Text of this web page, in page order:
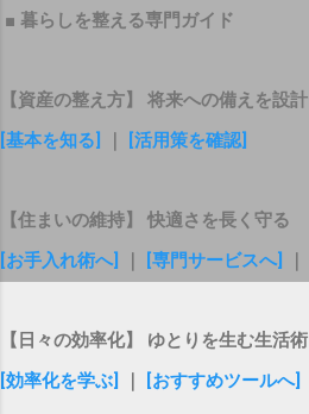
■ 暮らしを整える専門ガイド
【資産の整え方】 将来への備えを設計
[基本を知る]
[活用策を確認]
【住まいの維持】 快適さを長く守る
[お手入れ術へ]
[専門サービスへ]
【日々の効率化】 ゆとりを生む生活術
[効率化を学ぶ]
[おすすめツールへ]